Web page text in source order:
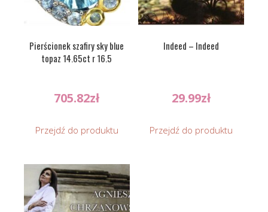
Pierścionek szafiry sky blue
topaz 14.65ct r 16.5
705.82zł
Przejdź do produktu
Indeed – Indeed
29.99zł
Przejdź do produktu